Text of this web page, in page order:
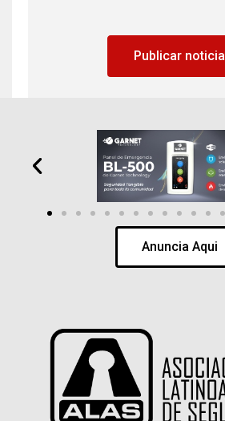
Publicar noticia
Anuncia Aqui